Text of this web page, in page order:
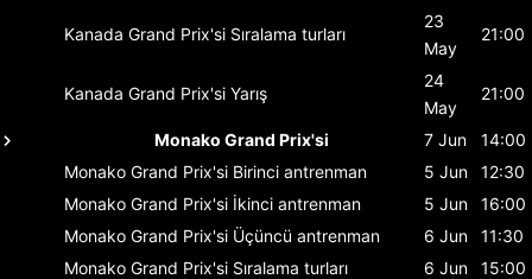
Kanada Grand Prix'si Sıralama turları
23
May
21:00
Kanada Grand Prix'si Yarış
24
May
21:00
Monako Grand Prix'si 7 Jun
14:00
Monako Grand Prix'si Birinci antrenman 5 Jun
12:30
Monako Grand Prix'si İkinci antrenman 5 Jun
16:00
Monako Grand Prix'si Üçüncü antrenman 6 Jun
11:30
Monako Grand Prix'si Sıralama turları 6 Jun
15:00